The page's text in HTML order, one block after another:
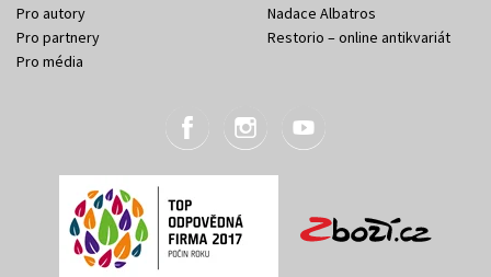
Pro autory
Pro partnery
Pro média
Nadace Albatros
Restorio – online antikvariát